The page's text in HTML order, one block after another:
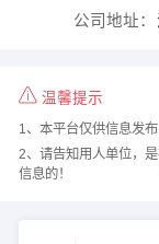
公司地址：
温馨提示
1、本平台仅供信息发
2、请告知用人单位，
信息的！